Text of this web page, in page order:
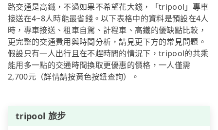
路交通是高鐵，不過如果不希望花大錢，「tripool」專車
接送在4~8人時能最省錢。以下表格中的資料是預設在4人
時，專車接送、租車自駕、計程車、高鐵的優缺點比較，
更完整的交通費用與時間分析，請見更下方的常見問題。
假設只有一人出行且在不趕時間的情況下，tripool的共乘
能用多一點的交通時間換取更優惠的價格，一人僅需
2,700元（詳情請按黃色按鈕查詢）。
tripool 旅步